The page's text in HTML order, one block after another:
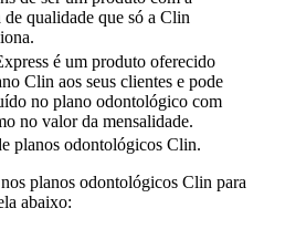
de qualidade que só a Clin
é um produto oferecido
Clin aos seus clientes e pode
no plano odontológico com
no valor da mensalidade.
planos odontológicos Clin.
planos odontológicos Clin para
abaixo: